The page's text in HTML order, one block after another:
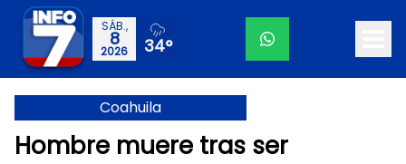
SÁB.,
8
2026 34°
Coahuila
Hombre muere tras ser